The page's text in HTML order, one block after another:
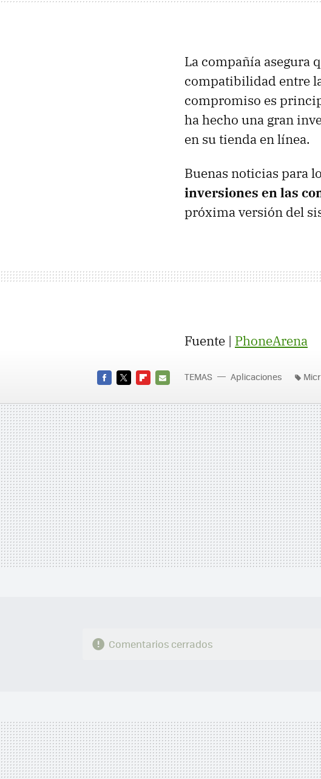
La compañía asegura
compatibilidad entre
compromiso es
ha hecho una gran
en su tienda en línea.
Buenas noticias para
inversiones en las
próxima versión del
Fuente | PhoneArena
MAIL
TEMAS Aplicaciones
Comentarios cerrados